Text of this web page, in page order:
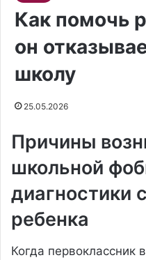
Как помочь
он
школу
25.05.2026
Причины
школьной
диагностики
ребенка
Когда первоклассник